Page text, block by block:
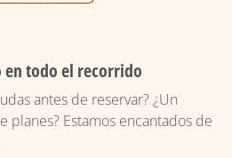
en todo el recorrido
antes de reservar? ¿Un
planes? Estamos encantados de